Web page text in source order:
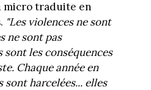
micro traduite en
"Les violences ne sont
ne sont pas
sont les conséquences
Chaque année en
sont harcelées... elles